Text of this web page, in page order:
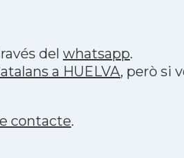
del whatsapp.
a HUELVA, però si
contacte.